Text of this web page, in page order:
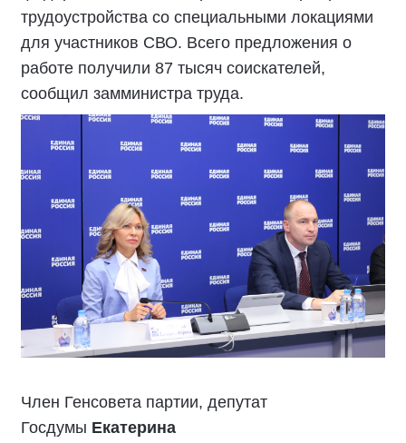
трудоустройства со специальными локациями
для участников СВО. Всего предложения о
работе получили 87 тысяч соискателей,
сообщил замминистра труда.
Член Генсовета партии, депутат
Госдумы Екатерина